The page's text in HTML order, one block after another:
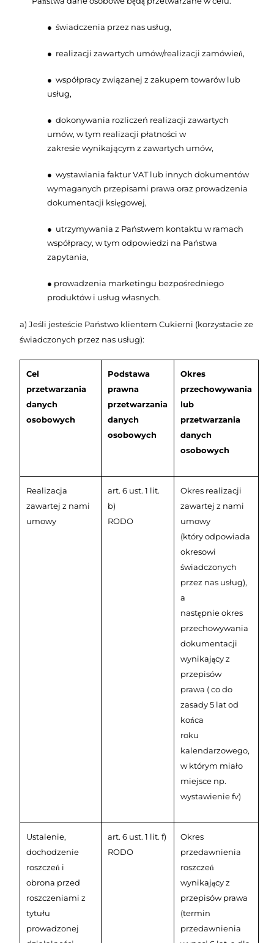
●świadczenia przez nas usług,
● realizacji zawartych umów/realizacji zamówień,
●współpracy związanej z zakupem towarów lub
usług,
●dokonywania rozliczeń realizacji zawartych
umów, w tym realizacji płatności w
zakresiewynikającym z zawartych umów,
●wystawiania faktur VAT lub innych dokumentów
wymaganych przepisami prawa oraz prowadzenia
dokumentacji księgowej,
● utrzymywania z Państwem kontaktu w ramach
współpracy, w tym odpowiedzi na Państwa
zapytania,
● prowadzenia marketingu bezpośredniego
produktów i usług własnych.
a) Jeśli jesteście Państwo klientem Cukierni (korzystacie ze
świadczonych przez nas usług):
Cel
przetwarzania
danych
osobowych
Podstawa
prawna
przetwarzania
danych
osobowych
Okres
przechowywania
lub
przetwarzania
danych
osobowych
Realizacja
zawartej z nami
umowy
art. 6 ust. 1 lit.
b)
RODO
Okres realizacji
zawartej z nami
umowy
(który odpowiada
okresowi
świadczonych
przez nas usług),
a
następnie okres
przechowywania
dokumentacji
wynikający z
przepisów
prawa ( co do
zasady 5 lat od
końca
roku
kalendarzowego,
w którym miało
miejsce np.
wystawienie fv)
Ustalenie,
dochodzenie
roszczeń i
obrona przed
roszczeniami z
tytułu
prowadzonej
art. 6 ust. 1 lit. f)
RODO
Okres
przedawnienia
roszczeń
wynikający z
przepisów prawa
(termin
przedawnienia